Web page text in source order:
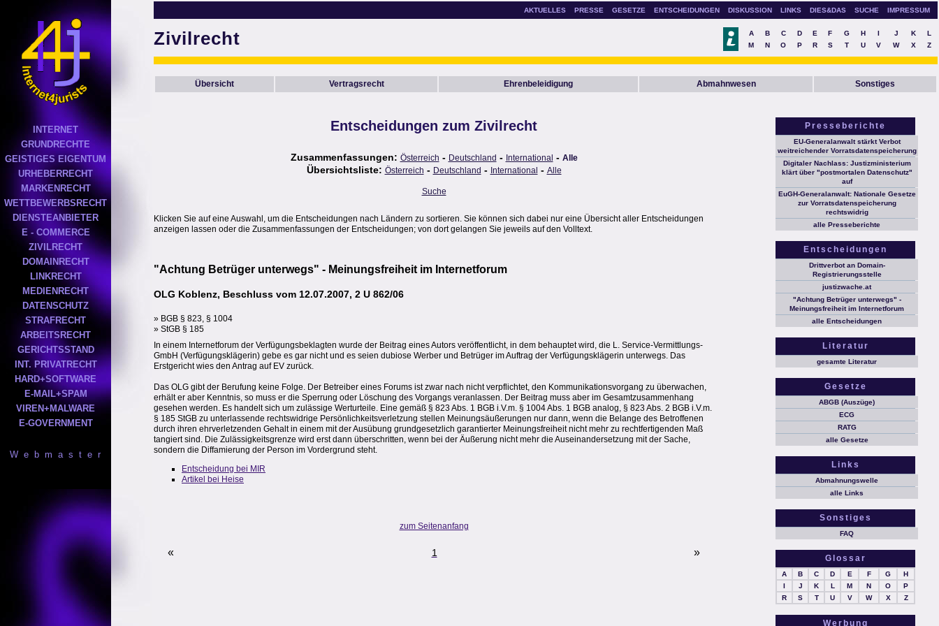
INTERNET
GRUNDRECHTE
GEISTIGES EIGENTUM
URHEBERRECHT
MARKENRECHT
WETTBEWERBSRECHT
DIENSTEANBIETER
E - COMMERCE
ZIVILRECHT
DOMAINRECHT
LINKRECHT
MEDIENRECHT
DATENSCHUTZ
STRAFRECHT
ARBEITSRECHT
GERICHTSSTAND
INT. PRIVATRECHT
HARD+SOFTWARE
E-MAIL+SPAM
VIREN+MALWARE
E-GOVERNMENT
W e b m a s t e r
AKTUELLES PRESSE GESETZE ENTSCHEIDUNGEN DISKUSSION LINKS DIES&DAS SUCHE IMPRESSUM
Zivilrecht A B C D E F G H I J K
L
M
N O P R S T U V W X Z
Übersicht Vertragsrecht Ehrenbeleidigung Abmahnwesen Sonstiges
Entscheidungen zum Zivilrecht
Zusammenfassungen: Österreich - Deutschland - International - Alle
Übersichtsliste: Österreich - Deutschland - International - Alle
Suche
Klicken Sie auf eine Auswahl, um die Entscheidungen nach Ländern zu sortieren. Sie können sich dabei nur eine Übersicht aller Entscheidungen
anzeigen lassen oder die Zusammenfassungen der Entscheidungen; von dort gelangen Sie jeweils auf den Volltext.
"Achtung Betrüger unterwegs" - Meinungsfreiheit im Internetforum
OLG Koblenz, Beschluss vom 12.07.2007, 2 U 862/06
» BGB § 823, § 1004
» StGB § 185
In einem Internetforum der Verfügungsbeklagten wurde der Beitrag eines Autors veröffentlicht, in dem behauptet wird, die L. Service-Vermittlungs-
GmbH (Verfügungsklägerin) gebe es gar nicht und es seien dubiose Werber und Betrüger im Auftrag der Verfügungsklägerin unterwegs. Das
Erstgericht wies den Antrag auf EV zurück.
Das OLG gibt der Berufung keine Folge. Der Betreiber eines Forums ist zwar nach nicht verpflichtet, den Kommunikationsvorgang zu überwachen,
erhält er aber Kenntnis, so muss er die Sperrung oder Löschung des Vorgangs veranlassen. Der Beitrag muss aber im Gesamtzusammenhang
gesehen werden. Es handelt sich um zulässige Werturteile. Eine gemäß § 823 Abs. 1 BGB i.V.m. § 1004 Abs. 1 BGB analog, § 823 Abs. 2 BGB i.V.m.
§ 185 StGB zu unterlassende rechtswidrige Persönlichkeitsverletzung stellen Meinungsäußerungen nur dann, wenn die Belange des Betroffenen
durch ihren ehrverletzenden Gehalt in einem mit der Ausübung grundgesetzlich garantierter Meinungsfreiheit nicht mehr zu rechtfertigenden Maß
tangiert sind. Die Zulässigkeitsgrenze wird erst dann überschritten, wenn bei der Äußerung nicht mehr die Auseinandersetzung mit der Sache,
sondern die Diffamierung der Person im Vordergrund steht.
Entscheidung bei MIR
Artikel bei Heise
zum Seitenanfang
« 1 »
Presseberichte
EU-Generalanwalt stärkt Verbot
weitreichender Vorratsdatenspeicherung
Digitaler Nachlass: Justizministerium
klärt über "postmortalen Datenschutz"
auf
EuGH-Generalanwalt: Nationale Gesetze
zur Vorratsdatenspeicherung
rechtswidrig
alle Presseberichte
Entscheidungen
Drittverbot an Domain-
Registrierungsstelle
justizwache.at
"Achtung Betrüger unterwegs" -
Meinungsfreiheit im Internetforum
alle Entscheidungen
Literatur
gesamte Literatur
Gesetze
ABGB (Auszüge)
ECG
RATG
alle Gesetze
Links
Abmahnungswelle
alle Links
Sonstiges
FAQ
Glossar
A B C D E F G
H
I
J K L M N O
P
R
S T U V W X Z
Werbung